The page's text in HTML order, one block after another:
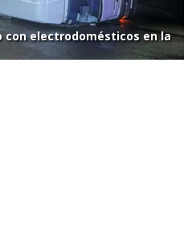
con electrodomésticos en la